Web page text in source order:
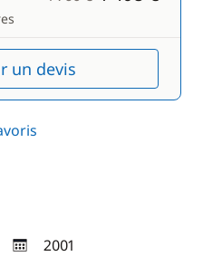
un devis
2001
année